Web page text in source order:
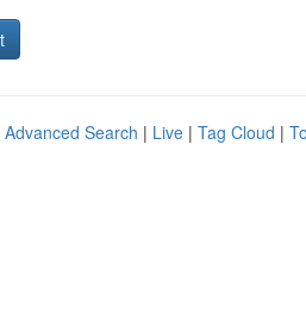
Advanced Search | Live | Tag Cloud |